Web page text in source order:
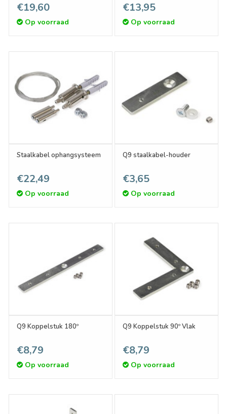
€19,60
Op voorraad
€13,95
Op voorraad
Staalkabel ophangsysteem
€22,49
Op voorraad
Q9 staalkabel-houder
€3,65
Op voorraad
Q9 Koppelstuk 180º
€8,79
Op voorraad
Q9 Koppelstuk 90º Vlak
€8,79
Op voorraad